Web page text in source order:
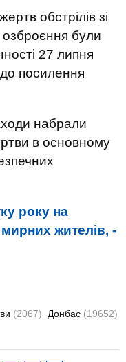
обстрілів зі
озброєння були
27 липня
посилення
набрали
в основному
року на
жителів, -
(2067) Донбас (19652)